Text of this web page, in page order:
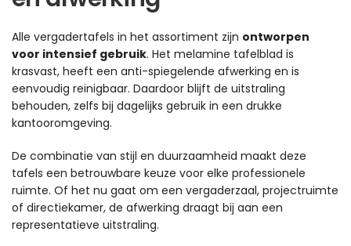
Alle vergadertafels in het assortiment zijn ontworpen
voor intensief gebruik. Het melamine tafelblad is
krasvast, heeft een anti-spiegelende afwerking en is
eenvoudig reinigbaar. Daardoor blijft de uitstraling
behouden, zelfs bij dagelijks gebruik in een drukke
kantooromgeving.
De combinatie van stijl en duurzaamheid maakt deze
tafels een betrouwbare keuze voor elke professionele
ruimte. Of het nu gaat om een vergaderzaal, projectruimte
of directiekamer, de afwerking draagt bij aan een
representatieve uitstraling.